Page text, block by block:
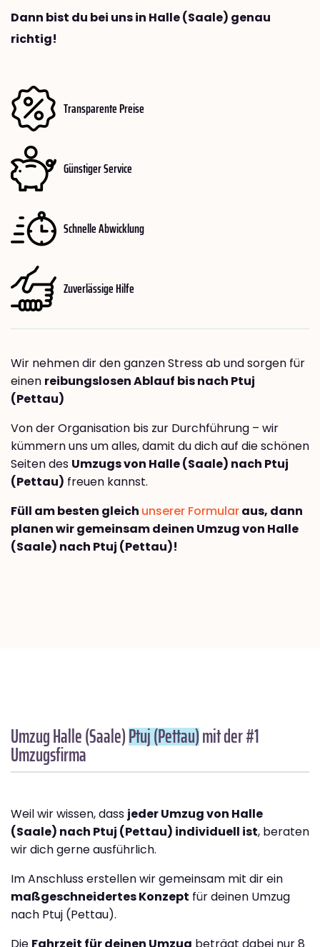
Dann bist du bei uns in Halle (Saale) genau
richtig!
Transparente Preise
Günstiger Service
Schnelle Abwicklung
Zuverlässige Hilfe
Wir nehmen dir den ganzen Stress ab und sorgen für
einen reibungslosen Ablauf bis nach Ptuj
(Pettau)
Von der Organisation bis zur Durchführung – wir
kümmern uns um alles, damit du dich auf die schönen
Seiten des Umzugs von Halle (Saale) nach Ptuj
(Pettau) freuen kannst.
Füll am besten gleich unserer Formularaus, dann
planen wir gemeinsam deinen Umzug von Halle
(Saale) nach Ptuj (Pettau)!
Umzug Halle (Saale)Ptuj (Pettau)mit der #1
Umzugsfirma
Weil wir wissen, dass jeder Umzug von Halle
(Saale) nach Ptuj (Pettau) individuell ist, beraten
wir dich gerne ausführlich.
Im Anschluss erstellen wir gemeinsam mit dir ein
maßgeschneidertes Konzept für deinen Umzug
nach Ptuj (Pettau).